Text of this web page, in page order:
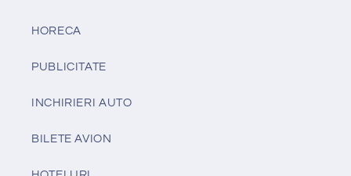
HORECA
PUBLICITATE
INCHIRIERI AUTO
BILETE AVION